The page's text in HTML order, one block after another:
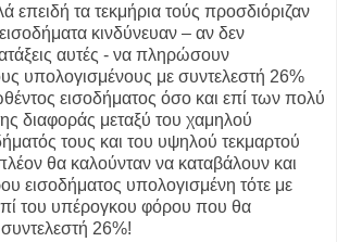
επειδή τα τεκμήρια τούς προσδιόριζαν
κινδύνευαν – αν δεν
αυτές - να πληρώσουν
υπολογισμένους με συντελεστή 26%
εισοδήματος όσο και επί των πολύ
διαφοράς μεταξύ του χαμηλού
τους και του υψηλού τεκμαρτού
θα καλούνταν να καταβάλουν και
εισοδήματος υπολογισμένη τότε με
του υπέρογκου φόρου που θα
26%!